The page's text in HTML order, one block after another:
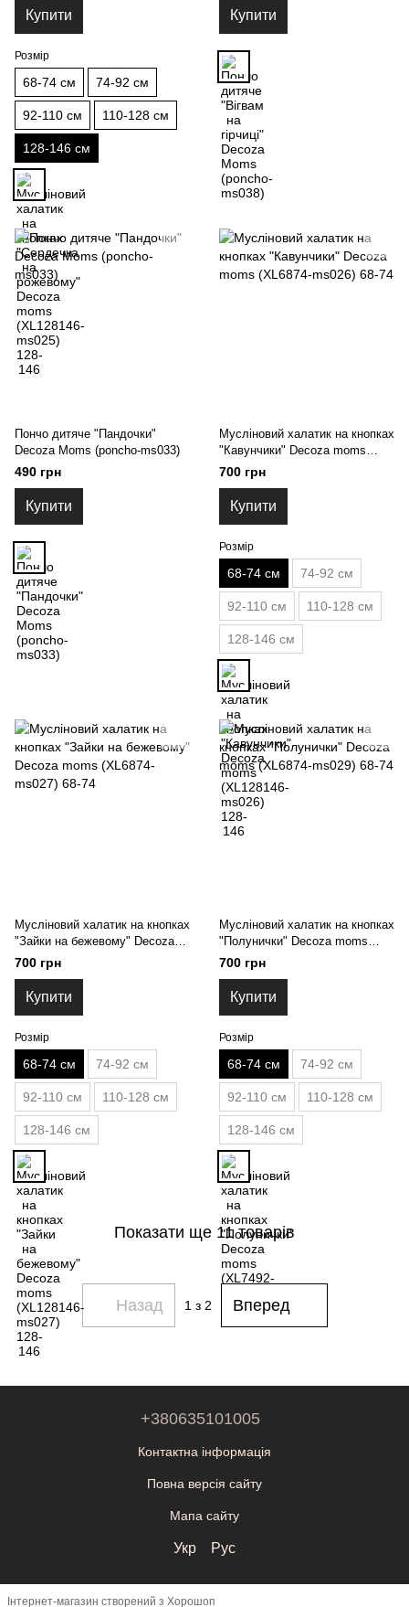
Купити
Розмір
68-74 см 74-92 см
92-110 см 110-128 см
128-146 см
Купити
Пончо дитяче "Пандочки"
Decoza Moms (poncho-ms033)
490 грн
Купити
Мусліновий халатик на кнопках
"Кавунчики" Decoza moms
(XL6874-ms026) 68-74
700 грн
Купити
Розмір
68-74 см 74-92 см
92-110 см 110-128 см
128-146 см
Мусліновий халатик на кнопках
"Зайки на бежевому" Decoza
moms (XL6874-ms027) 68-74
700 грн
Купити
Розмір
68-74 см 74-92 см
92-110 см 110-128 см
128-146 см
Мусліновий халатик на кнопках
"Полунички" Decoza moms
(XL6874-ms029) 68-74
700 грн
Купити
Розмір
68-74 см 74-92 см
92-110 см 110-128 см
128-146 см
Показати ще 11 товарів
Назад 1 з 2 Вперед
+380635101005
Контактна інформація
Повна версія сайту
Мапа сайту
Укр Рус
Інтернет-магазин створений з Хорошоп